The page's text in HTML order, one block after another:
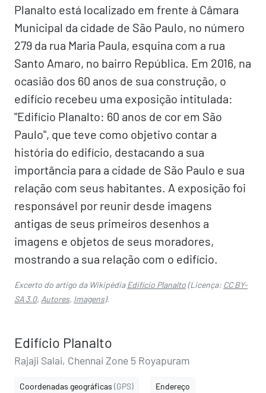
Planalto está localizado em frente à Câmara
Municipal da cidade de São Paulo, no número
279 da rua Maria Paula, esquina com a rua
Santo Amaro, no bairro República. Em 2016, na
ocasião dos 60 anos de sua construção, o
edifício recebeu uma exposição intitulada:
"Edifício Planalto: 60 anos de cor em São
Paulo", que teve como objetivo contar a
história do edifício, destacando a sua
importância para a cidade de São Paulo e sua
relação com seus habitantes. A exposição foi
responsável por reunir desde imagens
antigas de seus primeiros desenhos a
imagens e objetos de seus moradores,
mostrando a sua relação com o edifício.
Excerto do artigo da WikipédiaEdifício Planalto(Licença: CC BY-
SA 3.0, Autores, Imagens).
Edifício Planalto
Rajaji Salai, Chennai Zone 5 Royapuram
Coordenadas geográficas (GPS) Endereço